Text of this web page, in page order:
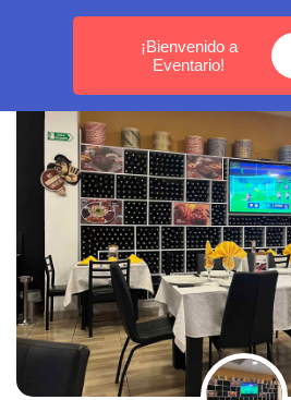
MEDELLÍN - BOGOTÁ -
¡Bienvenido a
Eventario!